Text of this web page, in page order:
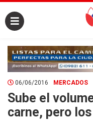
06/06/2016 MERCADOS
Sube el
carne, pero